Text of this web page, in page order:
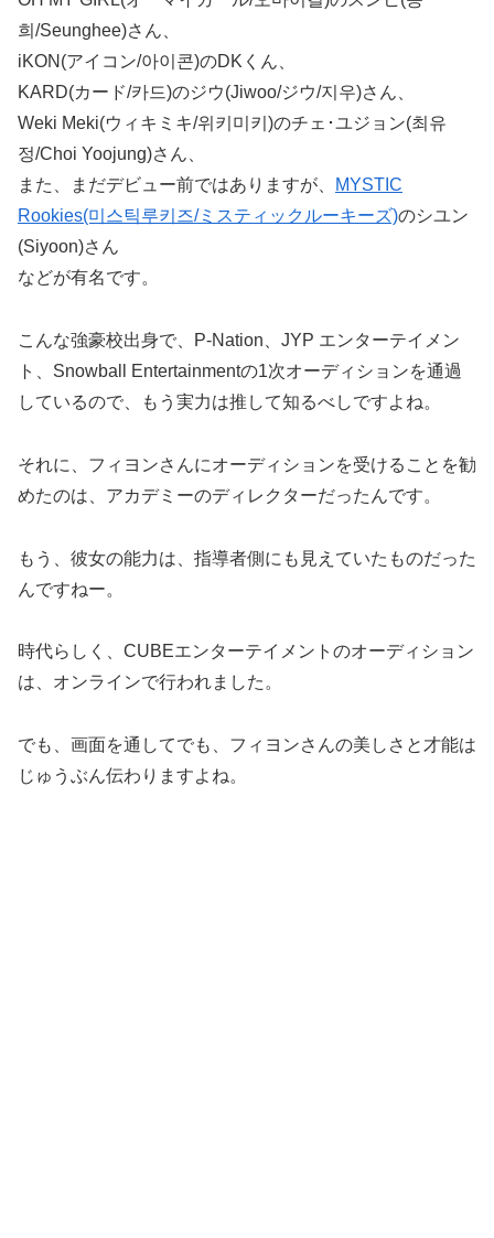
희/Seunghee)さん、
iKON(アイコン/아이콘)のDKくん、
KARD(カード/카드)のジウ(Jiwoo/ジウ/지우)さん、
Weki Meki(ウィキミキ/위키미키)のチェ･ユジョン(최유
정/Choi Yoojung)さん、
また、まだデビュー前ではありますが、
MYSTIC
Rookies(미스틱루키즈/ミスティックルーキーズ)のシユン
(Siyoon)さん
などが有名です。
こんな強豪校出身で、P-Nation、JYP エンターテイメン
ト、Snowball Entertainmentの1次オーディションを通過
しているので、もう実力は推して知るべしですよね。
それに、フィヨンさんにオーディションを受けることを勧
めたのは、アカデミーのディレクターだったんです。
もう、彼女の能力は、指導者側にも見えていたものだった
んですねー。
時代らしく、CUBEエンターテイメントのオーディション
は、オンラインで行われました。
でも、画面を通してでも、フィヨンさんの美しさと才能は
じゅうぶん伝わりますよね。